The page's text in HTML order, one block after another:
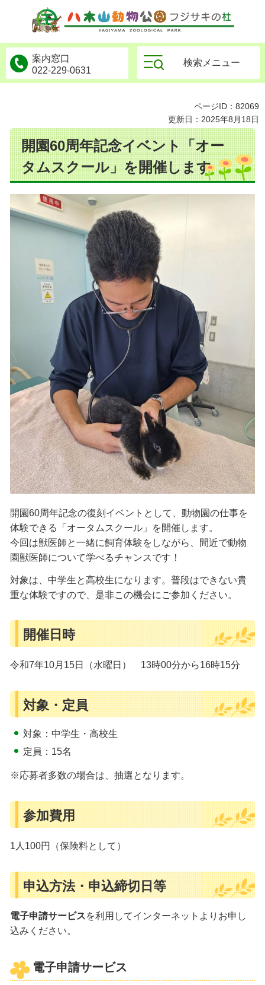
公園フジサキの杜
案内窓口
022-229-0631
検索メニュー
ページID：82069
更新日：2025年8月18日
開園60周年記念イベント「オー
タムスクール」を開催します
開園60周年記念の復刻イベントとして、動物園の仕事を
体験できる「オータムスクール」を開催します。
今回は獣医師と一緒に飼育体験をしながら、間近で動物
園獣医師について学べるチャンスです！
対象は、中学生と高校生になります。普段はできない貴
重な体験ですので、是非この機会にご参加ください。
開催日時
令和7年10月15日（水曜日） 13時00分から16時15分
対象・定員
対象：中学生・高校生
定員：15名
※応募者多数の場合は、抽選となります。
参加費用
1人100円（保険料として）
申込方法・申込締切日等
電子申請サービスを利用してインターネットよりお申し
込みください。
電子申請サービス